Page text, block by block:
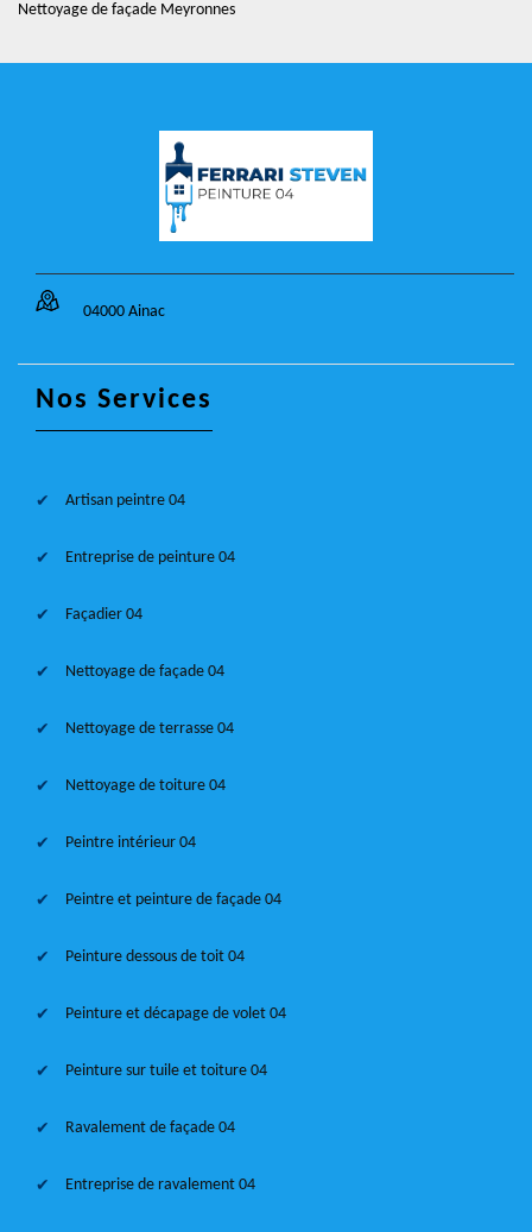
Nettoyage de façade Meyronnes
04000 Ainac
Nos Services
Artisan peintre 04
Entreprise de peinture 04
Façadier 04
Nettoyage de façade 04
Nettoyage de terrasse 04
Nettoyage de toiture 04
Peintre intérieur 04
Peintre et peinture de façade 04
Peinture dessous de toit 04
Peinture et décapage de volet 04
Peinture sur tuile et toiture 04
Ravalement de façade 04
Entreprise de ravalement 04